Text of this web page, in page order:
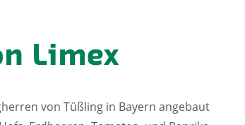
Limex
von Tüßling in Bayern angebaut